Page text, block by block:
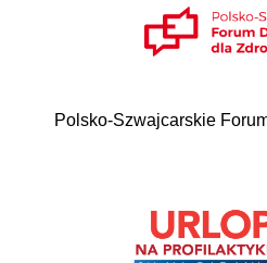
Polsko-Szwajcarskie